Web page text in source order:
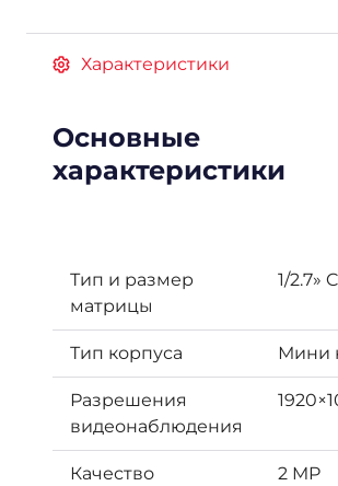
Характеристики
Основные
характеристики
Тип и размер
матрицы
1/2.7»
Тип корпуса Мини
Разрешения
видеонаблюдения
Качество
2 MP